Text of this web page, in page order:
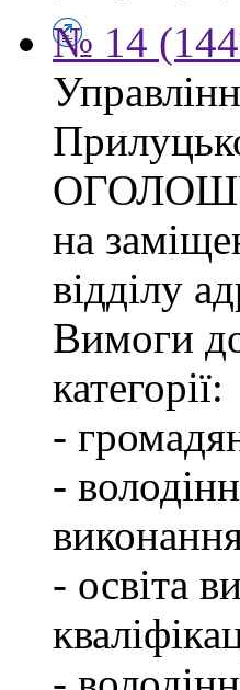
№ 14
на
відділу
Вимоги
категорії:
-
-
- освіта